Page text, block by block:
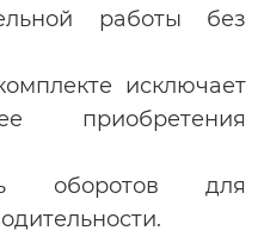
работы без
исключает
приобретения
оборотов для